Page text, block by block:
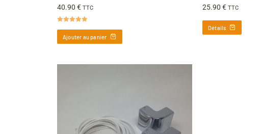
40.90 € TTC
Ajouter au panier
25.90 € TTC
Détails